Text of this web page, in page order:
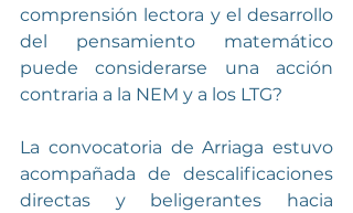
comprensión lectora y el desarrollo
del pensamiento matemático
puede considerarse una acción
contraria a la NEM y a los LTG?
La convocatoria de Arriaga estuvo
acompañada de descalificaciones
directas y beligerantes hacia